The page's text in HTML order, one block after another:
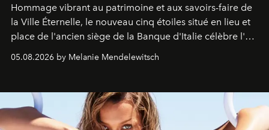
Hommage vibrant au patrimoine et aux savoirs-faire de
la Ville Éternelle, le nouveau cinq étoiles situé en lieu et
place de l'ancien siège de la Banque d'Italie célèbre l'art
de vivre Romain dans toute son élégance intemporelle.
05.08.2026 by Melanie Mendelewitsch